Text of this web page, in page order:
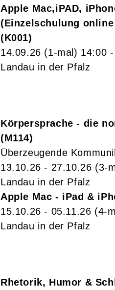
Apple Mac,iPAD,
(Einzelschulung
K001
14.09.26 (1-mal) 14:00
Landau in der Pfalz
Körpersprache - die
M114
Überzeugende
13.10.26 - 27.10.26 (3-
Landau in der Pfalz
Apple Mac - iPad &
15.10.26 - 05.11.26 (4-
Landau in der Pfalz
Rhetorik, Humor &